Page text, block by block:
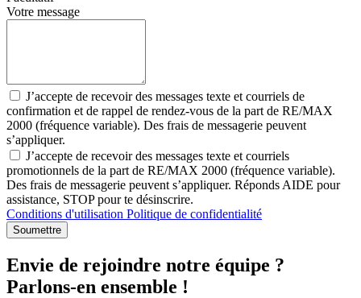
Votre message
J’accepte de recevoir des messages texte et courriels de
confirmation et de rappel de rendez-vous de la part de RE/MAX
2000 (fréquence variable). Des frais de messagerie peuvent
s’appliquer.
J’accepte de recevoir des messages texte et courriels
promotionnels de la part de RE/MAX 2000 (fréquence variable).
Des frais de messagerie peuvent s’appliquer. Réponds AIDE pour
assistance, STOP pour te désinscrire.
Conditions d'utilisation Politique de confidentialité
Soumettre
Envie de rejoindre notre équipe ?
Parlons-en ensemble !